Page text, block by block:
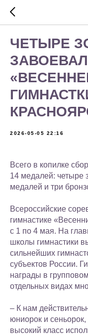
ЧЕТЫРЕ
2026-05-05 22:16
Всего в копилке
14 медалей: четыре
медалей и три
Всероссийские
гимнастике
с 1 по 4 мая. На
школы гимнастики
сильнейших
субъектов России.
награды в
отдельных видах
– К нам
юниорок и
высокий класс